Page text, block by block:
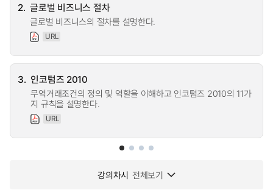
2. 글로벌 비즈니스 절차
글로벌 비즈니스의 절차를 설명한다.
URL
3. 인코텀즈 2010
무역거래조건의 정의 및 역할을 이해하고 인코텀즈 2010의 11가
지 규칙을 설명한다.
URL
강의차시 전체보기